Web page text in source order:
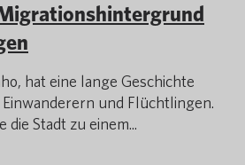
hat eine lange Geschichte
und Flüchtlingen.
die Stadt zu einem...